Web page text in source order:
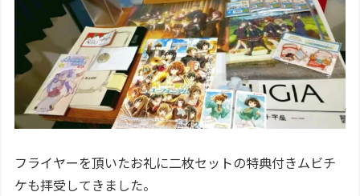
フライヤーを頂いたお礼に二枚セットの特典付きムビチ
ケも拝受してきました。